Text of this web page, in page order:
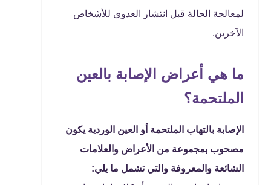
لمعالجة الحالة قبل انتشار العدوى للأشخاص
الآخرين.
ما هي أعراض الإصابة بالعين
الملتحمة؟
الإصابة بالتهاب الملتحمة أو العين الوردية يكون
مصحوب بمجموعة من الأعراض والعلامات
الشائعة والمعروفة والتي تشمل ما يلي: